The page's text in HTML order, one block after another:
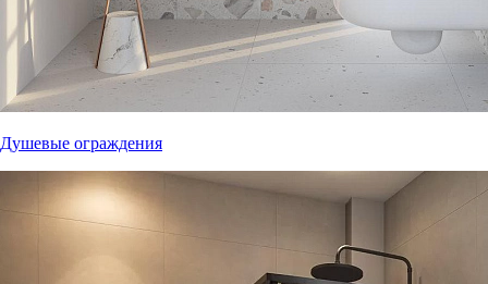
Душевые ограждения